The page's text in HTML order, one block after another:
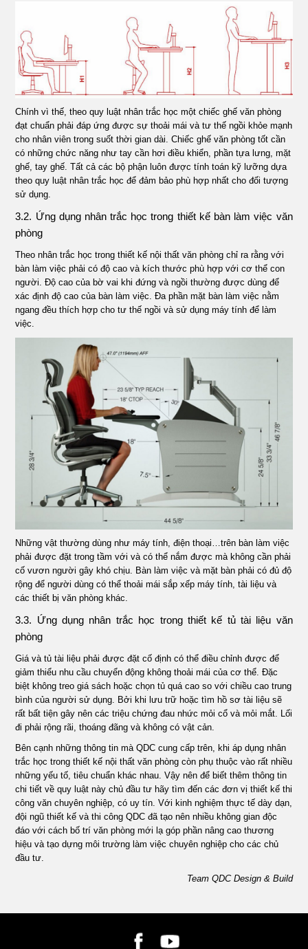
Chính vì thế, theo quy luật nhân trắc học một chiếc ghế văn phòng
đạt chuẩn phải đáp ứng được sự thoải mái và tư thế ngồi khỏe mạnh
cho nhân viên trong suốt thời gian dài. Chiếc ghế văn phòng tốt cần
có những chức năng như tay cần hơi điều khiển, phần tựa lưng, mặt
ghế, tay ghế. Tất cả các bộ phận luôn được tính toán kỹ lưỡng dựa
theo quy luật nhân trắc học để đảm bảo phù hợp nhất cho đối tượng
sử dụng.
3.2. Ứng dụng nhân trắc học trong thiết kế bàn làm việc văn
phòng
Theo nhân trắc học trong thiết kế nội thất văn phòng chỉ ra rằng với
bàn làm việc phải có độ cao và kích thước phù hợp với cơ thể con
người. Độ cao của bờ vai khi đứng và ngồi thường được dùng để
xác định độ cao của bàn làm việc. Đa phần mặt bàn làm việc nằm
ngang đều thích hợp cho tư thế ngồi và sử dụng máy tính để làm
việc.
Những vật thường dùng như máy tính, điện thoại…trên bàn làm việc
phải được đặt trong tầm với và có thể nắm được mà không cần phải
cố vươn người gây khó chịu. Bàn làm việc và mặt bàn phải có đủ độ
rộng để người dùng có thể thoải mái sắp xếp máy tính, tài liệu và
các thiết bị văn phòng khác.
3.3. Ứng dụng nhân trắc học trong thiết kế tủ tài liệu văn
phòng
Giá và tủ tài liệu phải được đặt cố định có thể điều chỉnh được để
giảm thiểu nhu cầu chuyển động không thoải mái của cơ thể. Đặc
biệt không treo giá sách hoặc chọn tủ quá cao so với chiều cao trung
bình của người sử dụng. Bởi khi lưu trữ hoặc tìm hồ sơ tài liệu sẽ
rất bất tiện gây nên các triệu chứng đau nhức mỏi cổ và mỏi mắt. Lối
đi phải rộng rãi, thoáng đãng và không có vật cản.
Bên cạnh những thông tin mà QDC cung cấp trên, khi áp dụng nhân
trắc học trong thiết kế nội thất văn phòng còn phụ thuộc vào rất nhiều
những yếu tố, tiêu chuẩn khác nhau. Vậy nên để biết thêm thông tin
chi tiết về quy luật này chủ đầu tư hãy tìm đến các đơn vị thiết kế thi
công văn chuyên nghiệp, có uy tín. Với kinh nghiệm thực tế dày dạn,
đội ngũ thiết kế và thi công QDC đã tạo nên nhiều không gian độc
đáo với cách bố trí văn phòng mới lạ góp phần nâng cao thương
hiệu và tạo dựng môi trường làm việc chuyên nghiệp cho các chủ
đầu tư.
Team QDC Design & Build